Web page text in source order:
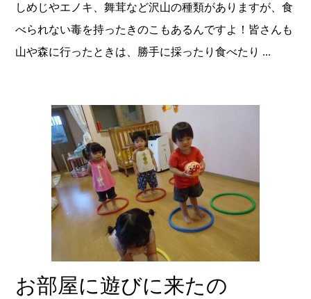
しめじやエノキ、舞茸など沢山の種類がありますが、食
べられない毒を持ったきのこもあるんですよ！皆さんも
山や森に行ったときは、勝手に採ったり食べたり ...
お部屋に遊びに来たの